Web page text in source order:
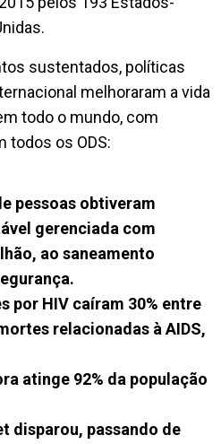
sustentados, políticas
melhoraram a vida
todo o mundo, com
todos os ODS:
pessoas obtiveram
gerenciada com
ao saneamento
por HIV caíram 30% entre
relacionadas à AIDS,
atinge 92% da população
disparou, passando de